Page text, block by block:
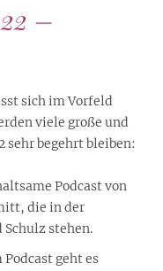
–
sich im Vorfeld
viele große und
sehr begehrt bleiben:
Podcast von
die in der
stehen.
Podcast geht es